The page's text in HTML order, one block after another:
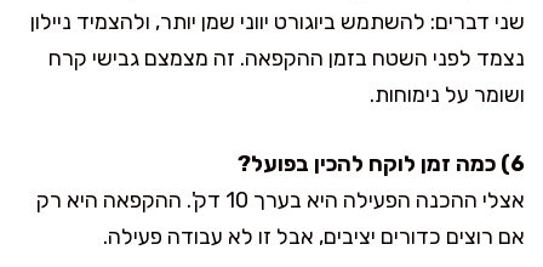
שני דברים: להשתמש ביוגורט יווני שמן יותר, ולהצמיד ניילון
נצמד לפני השטח בזמן ההקפאה. זה מצמצם גבישי קרח
ושומר על נימוחות.
6) כמה זמן לוקח להכין בפועל?
אצלי ההכנה הפעילה היא בערך 10 דק'. ההקפאה היא רק
אם רוצים כדורים יציבים, אבל זו לא עבודה פעילה.